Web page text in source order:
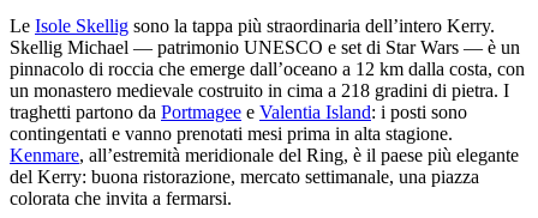
Le Isole Skellig sono la tappa più straordinaria dell’intero Kerry.
Skellig Michael — patrimonio UNESCO e set di Star Wars — è un
pinnacolo di roccia che emerge dall’oceano a 12 km dalla costa, con
un monastero medievale costruito in cima a 218 gradini di pietra. I
traghetti partono da Portmagee e Valentia Island: i posti sono
contingentati e vanno prenotati mesi prima in alta stagione.
Kenmare, all’estremità meridionale del Ring, è il paese più elegante
del Kerry: buona ristorazione, mercato settimanale, una piazza
colorata che invita a fermarsi.